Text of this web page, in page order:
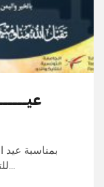
بمناسبة عيد
للتايكواندو الأستاذ محمد غنام أصالة عن نفسه…